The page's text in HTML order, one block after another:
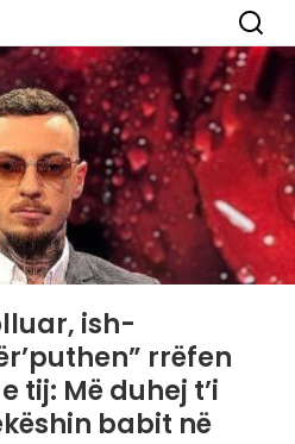
ish-
rrëfen
tij: Më duhej t’i
babit në